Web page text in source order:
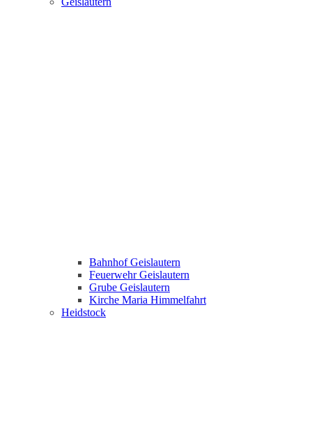
Bahnhof Geislautern
Feuerwehr Geislautern
Grube Geislautern
Kirche Maria Himmelfahrt
Heidstock